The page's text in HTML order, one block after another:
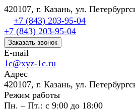
420107, г. Казань, ул.
+7 (843) 203-95-04
+7 (843) 203-95-04
Заказать звонок
E-mail
1c@xyz-1c.ru
Адрес
420107, г. Казань, ул.
Режим работы
Пн. – Пт.: с 9:00 до 18:00